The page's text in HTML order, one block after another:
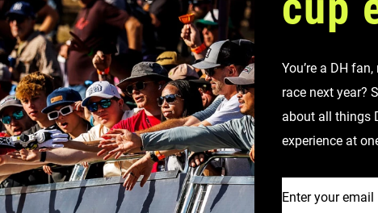
You’re a DH
race next year?
about all things
experience at